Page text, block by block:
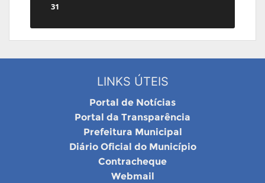
31
LINKS ÚTEIS
Portal de Notícias
Portal da Transparência
Prefeitura Municipal
Diário Oficial do Município
Contracheque
Webmail